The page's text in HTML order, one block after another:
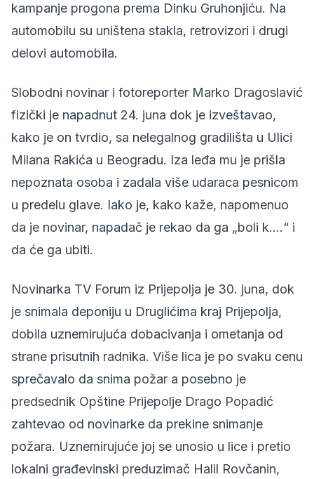
kampanje progona prema Dinku Gruhonjiću. Na
automobilu su uništena stakla, retrovizori i drugi
delovi automobila.
Slobodni novinar i fotoreporter Marko Dragoslavić
fizički je napadnut 24. juna dok je izveštavao,
kako je on tvrdio, sa nelegalnog gradilišta u Ulici
Milana Rakića u Beogradu. Iza leđa mu je prišla
nepoznata osoba i zadala više udaraca pesnicom
u predelu glave. Iako je, kako kaže, napomenuo
da je novinar, napadač je rekao da ga „boli k….“ i
da će ga ubiti.
Novinarka TV Forum iz Prijepolja je 30. juna, dok
je snimala deponiju u Druglićima kraj Prijepolja,
dobila uznemirujuća dobacivanja i ometanja od
strane prisutnih radnika. Više lica je po svaku cenu
sprečavalo da snima požar a posebno je
predsednik Opštine Prijepolje Drago Popadić
zahtevao od novinarke da prekine snimanje
požara. Uznemirujuće joj se unosio u lice i pretio
lokalni građevinski preduzimač Halil Rovčanin,